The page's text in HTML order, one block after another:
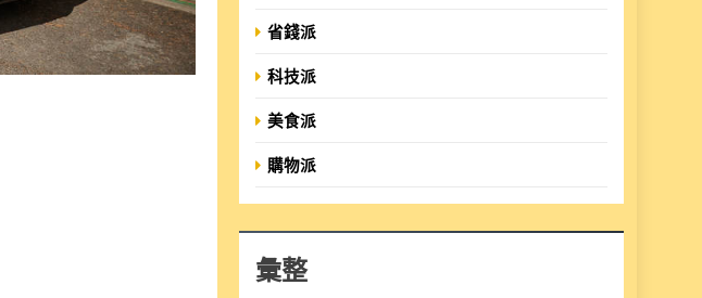
省錢派
科技派
美食派
購物派
彙整